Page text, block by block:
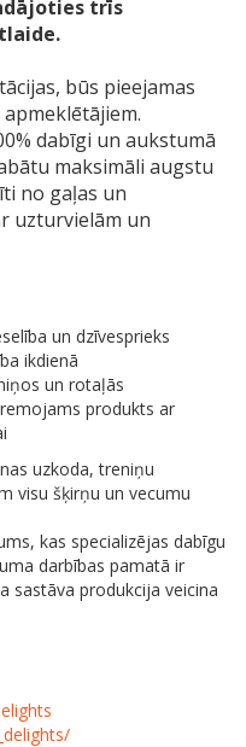
trīs
būs pieejamas
dabīgi un aukstumā
maksimāli augstu
no gaļas un
uzturvielām un
un dzīvesprieks
ikdienā
un rotaļās
produkts ar
uzkoda, treniņu
visu šķirņu un vecumu
kas specializējas dabīgu
darbības pamatā ir
sastāva produkcija veicina